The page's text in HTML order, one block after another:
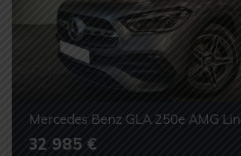
Mercedes Benz GLA 250e AMG
32 985 €